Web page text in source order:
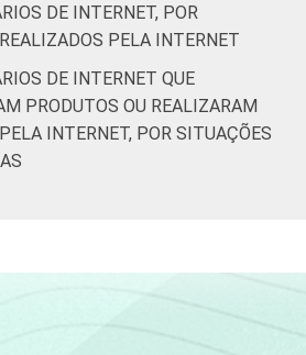
B 19
C 19
14
DE INTERNET, POR
PELA INTERNET
DE INTERNET QUE
PRODUTOS OU REALIZARAM
INTERNET, POR SITUAÇÕES